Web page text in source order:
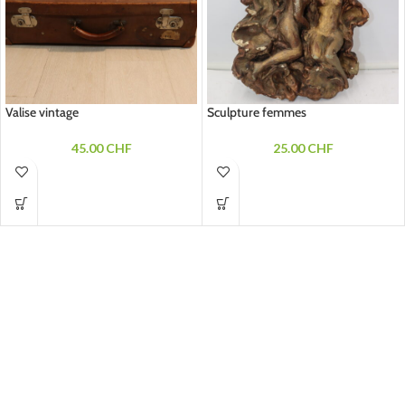
Valise vintage
45.00CHF
Sculpture femmes
25.00CHF